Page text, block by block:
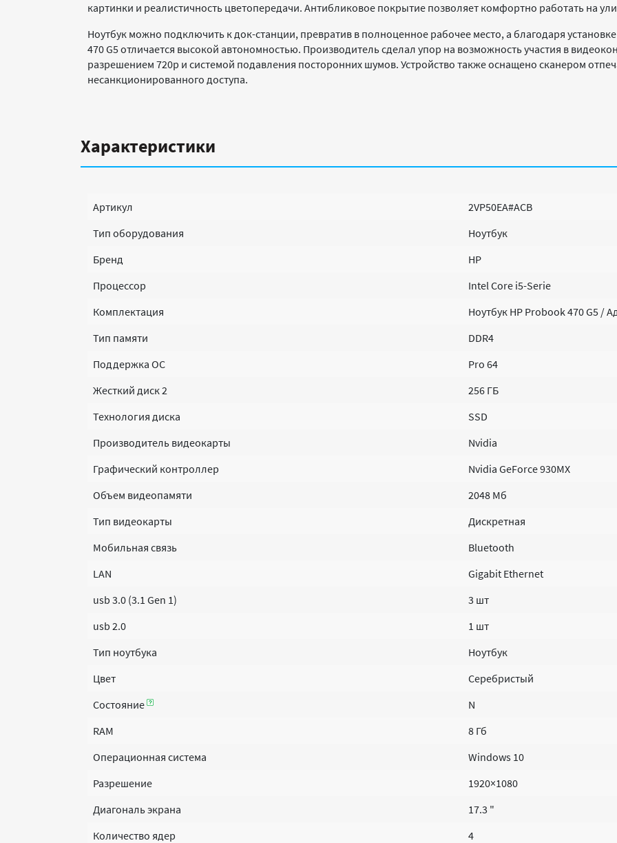
картинки и реалистичность цветопередачи. Антибликовое покрытие позволяет комфортно работать на
Ноутбук можно подключить к док-станции, превратив в полноценное рабочее место, а благодаря
470 G5 отличается высокой автономностью. Производитель сделал упор на возможность участия в
разрешением 720p и системой подавления посторонних шумов. Устройство также оснащено сканером
несанкционированного доступа.
Характеристики
Артикул
2VP50EA#ACB
Тип оборудования
Ноутбук
Бренд
HP
Процессор
Intel Core i5-Serie
Комплектация
Ноутбук HP Probook 470 G5 /
Тип памяти
DDR4
Поддержка ОС
Pro 64
Жесткий диск 2
256 ГБ
Технология диска
SSD
Производитель видеокарты
Nvidia
Графический контроллер
Nvidia GeForce 930MX
Объем видеопамяти
2048 Мб
Тип видеокарты
Дискретная
Мобильная связь
Bluetooth
LAN
Gigabit Ethernet
usb 3.0 (3.1 Gen 1)
3 шт
usb 2.0
1 шт
Тип ноутбука
Ноутбук
Цвет
Серебристый
Состояние
N
RAM
8 Гб
Операционная система
Windows 10
Разрешение
1920×1080
Диагональ экрана
17.3 "
Количество ядер
4